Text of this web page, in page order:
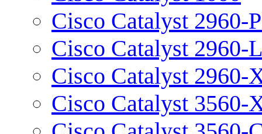
Cisco Catalyst 2960-
Cisco Catalyst 2960-L
Cisco Catalyst 2960-
Cisco Catalyst 3560-